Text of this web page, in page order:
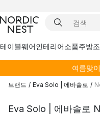
테이블웨어인테리어소품주방
여름맞
브랜드 / Eva Solo | 에바솔로 /
Eva Solo | 에바솔로